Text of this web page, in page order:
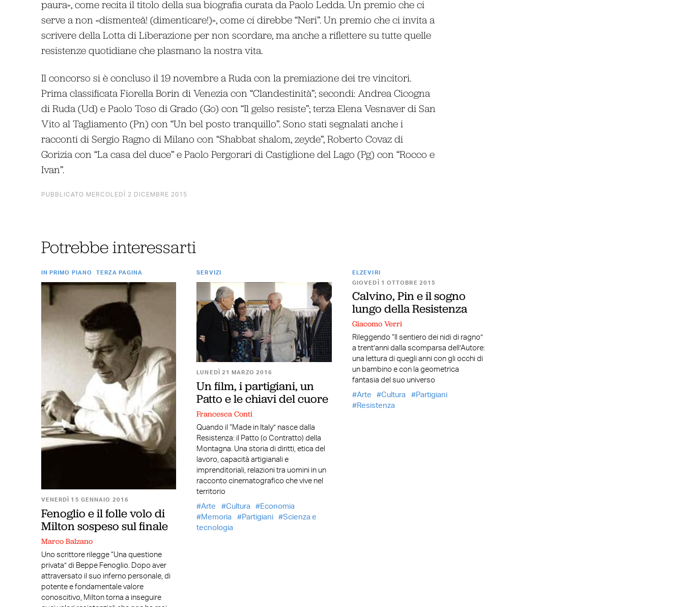
paura», come recita il titolo della sua biografia curata da Paolo Ledda. Un premio che ci
serve a non «dismenteâ! (dimenticare!)», come ci direbbe “Neri”. Un premio che ci invita a
scrivere della Lotta di Liberazione per non scordare, ma anche a riflettere su tutte quelle
resistenze quotidiane che plasmano la nostra vita.
Il concorso si è concluso il 19 novembre a Ruda con la premiazione dei tre vincitori.
Prima classificata Fiorella Borin di Venezia con “Clandestinità”; secondi: Andrea Cicogna
di Ruda (Ud) e Paolo Toso di Grado (Go) con “Il gelso resiste”; terza Elena Vesnaver di San
Vito al Tagliamento (Pn) con “Un bel posto tranquillo”. Sono stati segnalati anche i
racconti di Sergio Ragno di Milano con “Shabbat shalom, zeyde”, Roberto Covaz di
Gorizia con “La casa del duce” e Paolo Pergorari di Castiglione del Lago (Pg) con “Rocco e
Ivan”.
PUBBLICATO MERCOLEDÌ 2 DICEMBRE 2015
Potrebbe interessarti
IN PRIMO PIANO TERZA PAGINA
VENERDÌ 15 GENNAIO 2016
Fenoglio e il folle volo di
Milton sospeso sul finale
Marco Balzano
Uno scrittore rilegge “Una questione
privata” di Beppe Fenoglio. Dopo aver
attraversato il suo inferno personale, di
potente e fondamentale valore
conoscitivo, Milton torna a inseguire
SERVIZI
LUNEDÌ 21 MARZO 2016
Un film, i partigiani, un
Patto e le chiavi del cuore
Francesca Conti
Quando il “Made in Italy” nasce dalla
Resistenza: il Patto (o Contratto) della
Montagna. Una storia di diritti, etica del
lavoro, capacità artigianali e
imprenditoriali, relazioni tra uomini in un
racconto cinematografico che vive nel
territorio
Arte
Cultura
Economia
Memoria
Partigiani
Scienza e
tecnologia
ELZEVIRI
GIOVEDÌ 1 OTTOBRE 2015
Calvino, Pin e il sogno
lungo della Resistenza
Giacomo Verri
Rileggendo “Il sentiero dei nidi di ragno”
a trent’anni dalla scomparsa dell’Autore:
una lettura di quegli anni con gli occhi di
un bambino e con la geometrica
fantasia del suo universo
Arte
Cultura
Partigiani
Resistenza